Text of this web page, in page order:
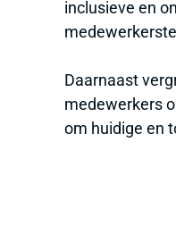
inclusieve en
Daarnaast
medewerkers
om huidige en